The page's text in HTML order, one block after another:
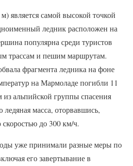
является самой высокой точкой
ледник расположен на
популярна среди туристов
трассам и пешим маршрутам.
фрагмента ледника на фоне
на Мармоладе погибли 11
альпийской группы спасения
ледяная масса, оторвавшись,
скоростью до 300 км/ч.
уже принимали разные меры по
его завертывание в